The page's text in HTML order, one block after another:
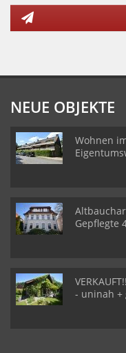
NEUE OBJEKTE
Wohnen
Gepflegte
- uninah +